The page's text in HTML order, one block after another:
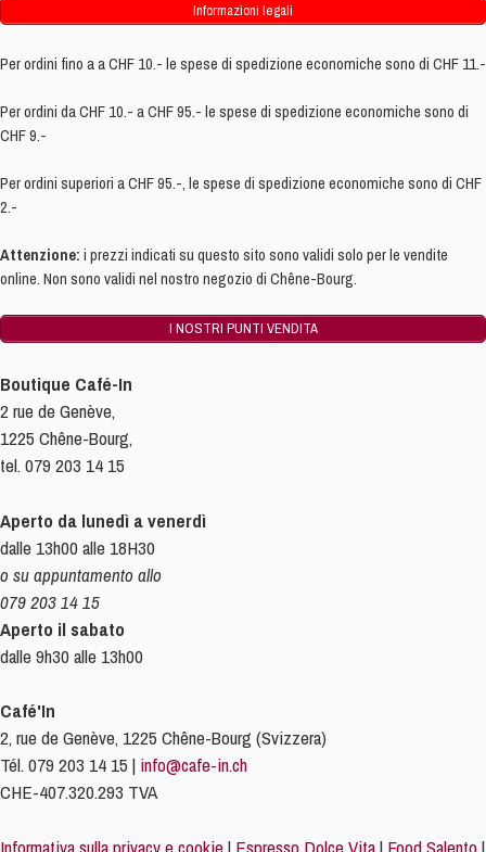
Informazioni legali
Per ordini fino a a CHF 10.- le spese di spedizione economiche sono di CHF 11.-
Per ordini da CHF 10.- a CHF 95.- le spese di spedizione economiche sono di
CHF 9.-
Per ordini superiori a CHF 95.-, le spese di spedizione economiche sono di CHF
2.-
Attenzione: i prezzi indicati su questo sito sono validi solo per le vendite
online. Non sono validi nel nostro negozio di Chêne-Bourg.
I NOSTRI PUNTI VENDITA
Boutique Café-In
2 rue de Genève,
1225 Chêne-Bourg,
tel. 079 203 14 15
Aperto da lunedì a venerdì
dalle 13h00 alle 18H30
o su appuntamento allo
079 203 14 15
Aperto il sabato
dalle 9h30 alle 13h00
Café'In
2, rue de Genève, 1225 Chêne-Bourg (Svizzera)
Tél. 079 203 14 15 | info@cafe-in.ch
CHE-407.320.293 TVA
Informativa sulla privacy e cookie| Espresso Dolce Vita| Food Salento|